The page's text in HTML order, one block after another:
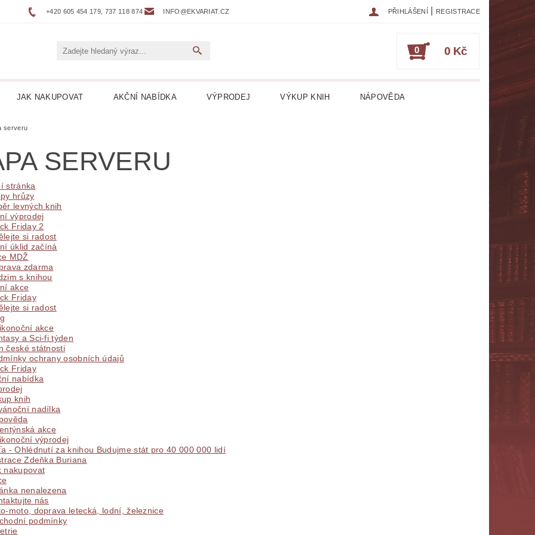
+420 605 454 179, 737 118 874 INFO@EKVARIAT.CZ PŘIHLÁŠENÍ REGISTRACE
0 0 Kč
JAK NAKUPOVAT AKČNÍ NABÍDKA VÝPRODEJ VÝKUP KNIH NÁPOVĚDA
ŽELEZNICE
DVOJJAZYČNÉ KNIHY
DESKY LP
KUCHAŘKY
LITERATURA VÁLEČNÁ
RODOKAPSY, WESTERN
Z KNIHOVNY
serveru
SERVERU
stránka
hrůzy
levných knih
výprodej
Friday 2
si radost
úklid začíná
MDŽ
zdarma
s knihou
akce
Friday
si radost
akce
a Sci-fi týden
české státnosti
ochrany osobních údajů
Friday
nabídka
knih
nadílka
akce
výprodej
- Ohlédnutí za knihou Budujme stát pro 40 000 000 lidí
Zdeňka Buriana
nakupovat
nenalezena
nás
moto, doprava letecká, lodní, železnice
podmínky